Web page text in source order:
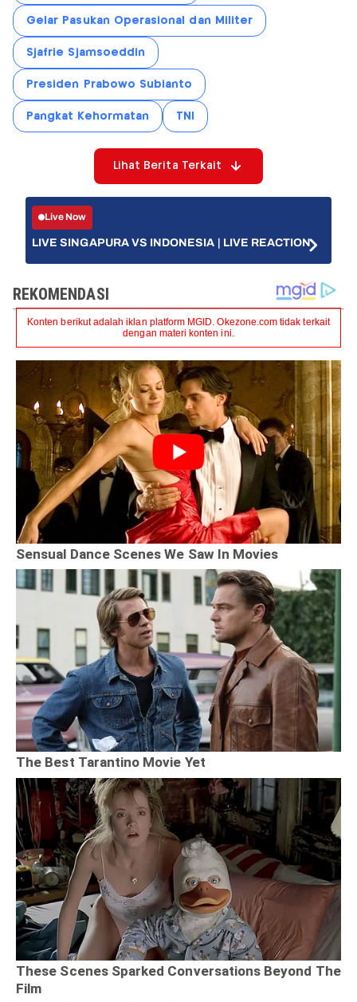
Gelar Pasukan Operasional dan Militer
Sjafrie Sjamsoeddin
Presiden Prabowo Subianto
Pangkat Kehormatan TNI
Lihat Berita Terkait
Live Now
LIVE SINGAPURA VS INDONESIA | LIVE REACTION